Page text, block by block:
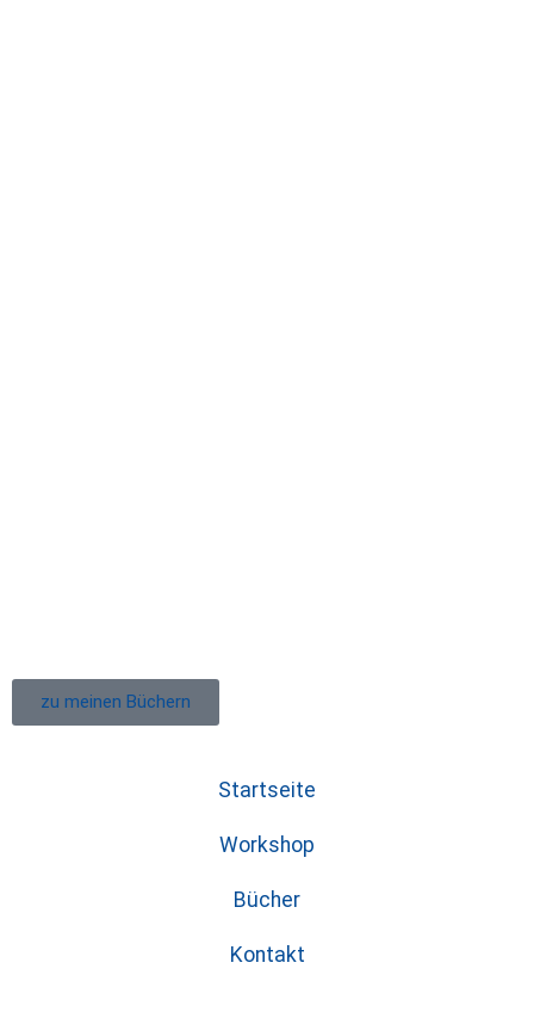
zu meinen Büchern
Startseite
Workshop
Bücher
Kontakt